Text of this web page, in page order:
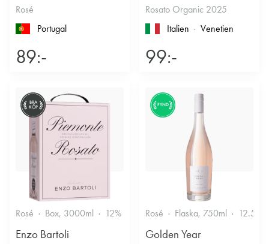
Rosé
Portugal
89:-
Rosato Organic 2025
Italien
Venetien
99:-
BRA
KÖP
Rosé Box, 3000ml 12% Friskt & Bärigt
Enzo Bartoli
FYND
Rosé Flaska, 750ml 12.5%
Golden Year